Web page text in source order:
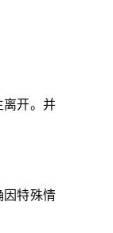
离开。并
因特殊情